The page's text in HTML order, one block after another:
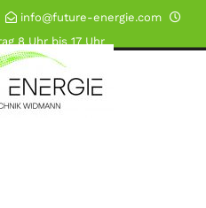
info@future-energie.com
8 Uhr bis 17 Uhr